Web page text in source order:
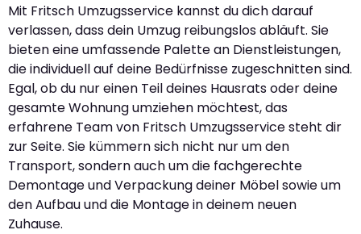
Mit Fritsch Umzugsservice kannst du dich darauf
verlassen, dass dein Umzug reibungslos abläuft. Sie
bieten eine umfassende Palette an Dienstleistungen,
die individuell auf deine Bedürfnisse zugeschnitten sind.
Egal, ob du nur einen Teil deines Hausrats oder deine
gesamte Wohnung umziehen möchtest, das
erfahrene Team von Fritsch Umzugsservice steht dir
zur Seite. Sie kümmern sich nicht nur um den
Transport, sondern auch um die fachgerechte
Demontage und Verpackung deiner Möbel sowie um
den Aufbau und die Montage in deinem neuen
Zuhause.